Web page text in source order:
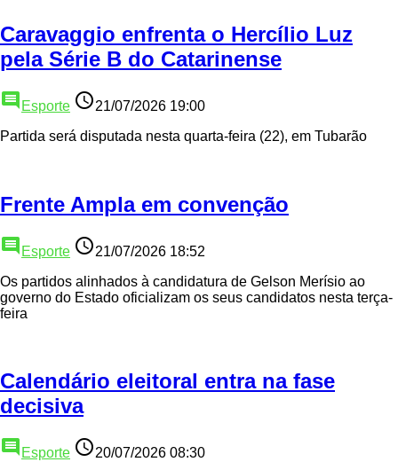
Caravaggio enfrenta o Hercílio Luz
pela Série B do Catarinense
comment Esporte access_time21/07/2026 19:00
Partida será disputada nesta quarta-feira (22), em Tubarão
Frente Ampla em convenção
comment Esporte access_time21/07/2026 18:52
Os partidos alinhados à candidatura de Gelson Merísio ao
governo do Estado oficializam os seus candidatos nesta terça-
feira
Calendário eleitoral entra na fase
decisiva
comment Esporte access_time20/07/2026 08:30